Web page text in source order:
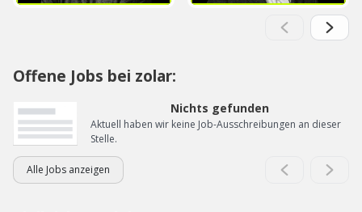
Offene Jobs bei zolar:
Nichts gefunden
Aktuell haben wir keine Job-Ausschreibungen an dieser
Stelle.
Alle Jobs anzeigen